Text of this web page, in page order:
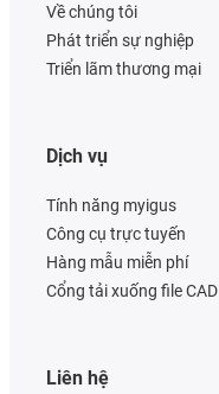
Về chúng tôi
Phát triển sự nghiệp
Triển lãm thương mại
Dịch vụ
Tính năng myigus
Công cụ trực tuyến
Hàng mẫu miễn phí
Cổng tải xuống file CAD
Liên hệ